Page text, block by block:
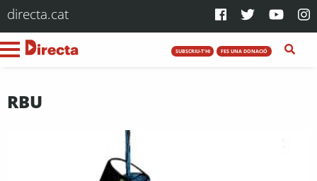
directa.cat
SUBSCRIU-T'HI FES UNA DONACIÓ
RBU